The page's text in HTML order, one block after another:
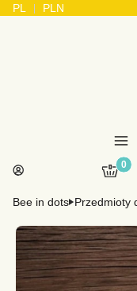
PL PLN
Zaloguj się Koszyk
Bee in dots Przedmioty